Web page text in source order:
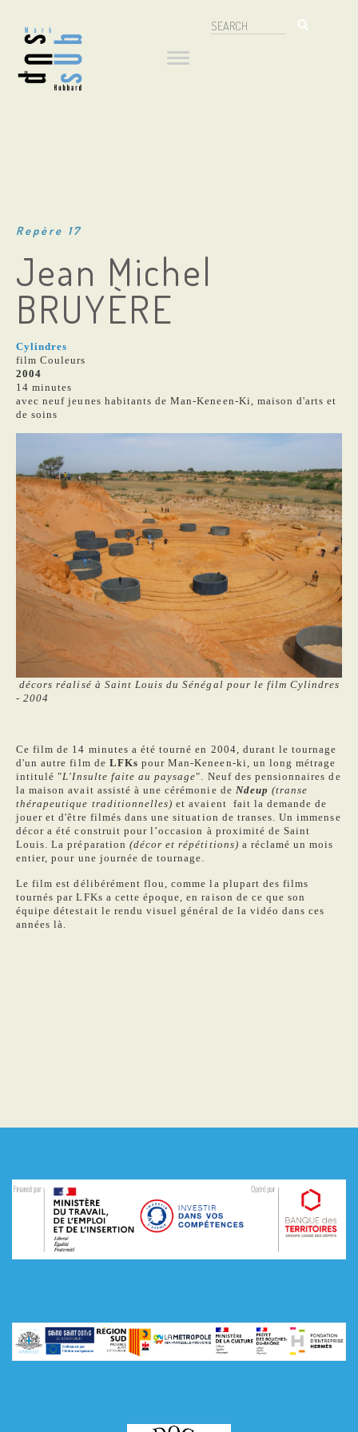
contenu
principal
Search
Navigation
principale
Repère 17
Jean Michel
BRUYÈRE
Cylindres
film Couleurs
2004
14 minutes
avec neuf jeunes habitants de Man-Keneen-Ki, maison d'arts et
de soins
décors réalisé à Saint Louis du Sénégal pour le film Cylindres
- 2004
Ce film de 14 minutes a été tourné en 2004, durant le tournage
d'un autre film de LFKs pour Man-Keneen-ki, un long métrage
intitulé "L'Insulte faite au paysage". Neuf des pensionnaires de
la maison avait assisté à une cérémonie de Ndeup (transe
thérapeutique traditionnelles) et avaient fait la demande de
jouer et d'être filmés dans une situation de transes. Un immense
décor a été construit pour l’occasion à proximité de Saint
Louis. La préparation (décor et répétitions) a réclamé un mois
entier, pour une journée de tournage.
Le film est délibérément flou, comme la plupart des films
tournés par LFKs a cette époque, en raison de ce que son
équipe détestait le rendu visuel général de la vidéo dans ces
années là.